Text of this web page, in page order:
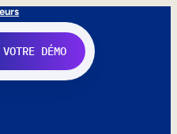
DÉMO